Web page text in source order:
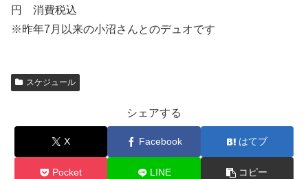
円 消費税込
※昨年7月以来の小沼さんとのデュオです
スケジュール
シェアする
X Facebook はてブ
Pocket LINE コピー